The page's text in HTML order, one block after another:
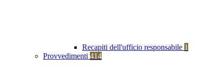
Recapiti dell'ufficio responsabile 1
Provvedimenti 414